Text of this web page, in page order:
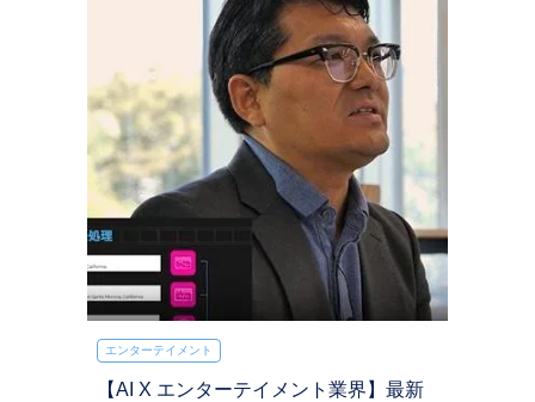
エンターテイメント
【AI X エンターテイメント業界】最新